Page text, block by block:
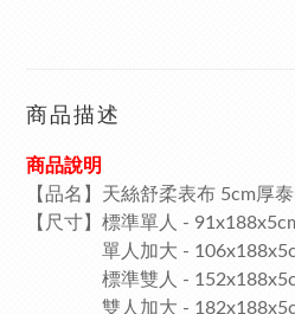
商品描述
商品說明
【品名】天絲舒柔表布 5cm厚
【尺寸】標準單人 -
單人加大 -
標準雙人 -
雙人加大 -